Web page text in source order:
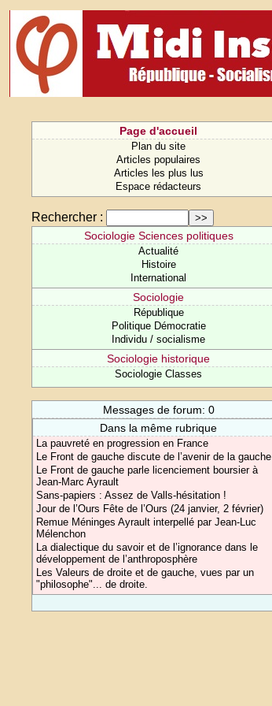
Page d'accueil
Plan du site
Articles populaires
Articles les plus lus
Espace rédacteurs
Rechercher :
Sociologie Sciences politiques
Actualité
Histoire
International
Sociologie
République
Politique Démocratie
Individu / socialisme
Sociologie historique
Sociologie Classes
Messages de forum: 0
Dans la même rubrique
La pauvreté en progression en France
Le Front de gauche discute de l’avenir de la gauche
Le Front de gauche parle licenciement boursier à
Jean-Marc Ayrault
Sans-papiers : Assez de Valls-hésitation !
Jour de l’Ours Fête de l’Ours (24 janvier, 2 février)
Remue Méninges Ayrault interpellé par Jean-Luc
Mélenchon
La dialectique du savoir et de l’ignorance dans le
développement de l’anthroposphère
Les Valeurs de droite et de gauche, vues par un
"philosophe"... de droite.